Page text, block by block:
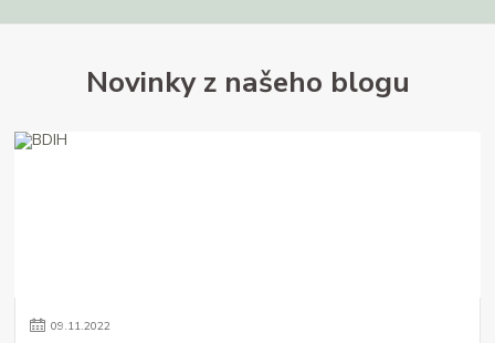
Novinky z našeho blogu
09.11.2022